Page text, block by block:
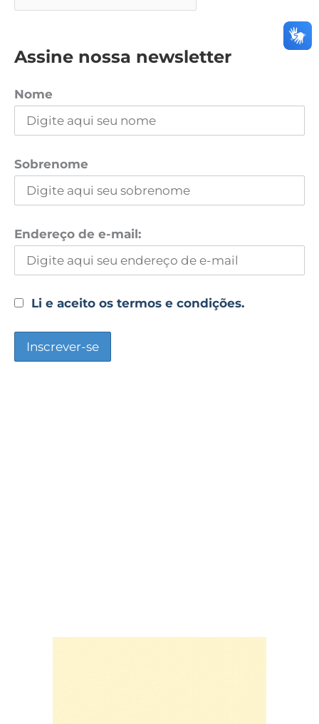
Assine nossa newsletter
Nome
Sobrenome
Endereço de e-mail:
Li e aceito os termos e condições.